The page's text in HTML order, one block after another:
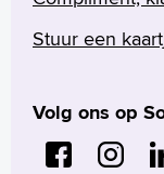
Stuur een
Volg ons op